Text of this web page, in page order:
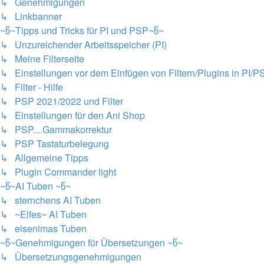
↳ Linkbanner
~წ~Tipps und Tricks für PI und PSP~წ~
↳ Unzureichender Arbeitsspeicher (PI)
↳ Meine Filterseite
↳ Einstellungen vor dem Einfügen von Filtern/Plugins in PI/
↳ Filter - Hilfe
↳ PSP 2021/2022 und Filter
↳ Einstellungen für den Ani Shop
↳ PSP....Gammakorrektur
↳ PSP Tastaturbelegung
↳ Allgemeine Tipps
↳ Plugin Commander light
~წ~AI Tuben ~წ~
↳ sternchens AI Tuben
↳ ~Elfes~ AI Tuben
↳ elsenimas Tuben
~წ~Genehmigungen für Übersetzungen ~წ~
↳ Übersetzungsgenehmigungen